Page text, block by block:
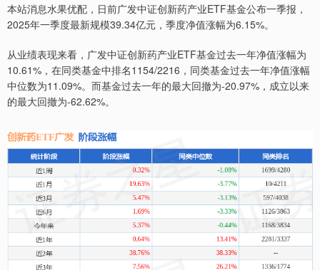
本站消息水果优配，日前广发中证创新药产业ETF基金公布一季报，
2025年一季度最新规模39.34亿元，季度净值涨幅为6.15%。
从业绩表现来看，广发中证创新药产业ETF基金过去一年净值涨幅为
10.61%，在同类基金中排名1154/2216，同类基金过去一年净值涨幅
中位数为11.09%。而基金过去一年的最大回撤为-20.97%，成立以来
的最大回撤为-62.62%。